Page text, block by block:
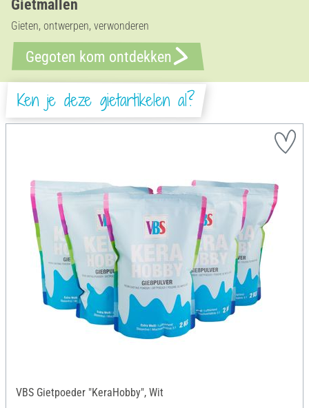
Gietmallen
Gieten, ontwerpen, verwonderen
Gegoten kom ontdekken
Ken je deze gietartikelen al?
VBS Gietpoeder "KeraHobby", Wit